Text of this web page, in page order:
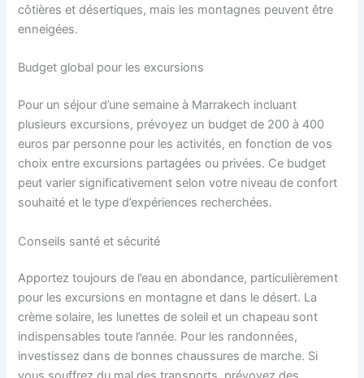
côtières et désertiques, mais les montagnes peuvent être
enneigées.
Budget global pour les excursions
Pour un séjour d’une semaine à Marrakech incluant
plusieurs excursions, prévoyez un budget de 200 à 400
euros par personne pour les activités, en fonction de vos
choix entre excursions partagées ou privées. Ce budget
peut varier significativement selon votre niveau de confort
souhaité et le type d’expériences recherchées.
Conseils santé et sécurité
Apportez toujours de l’eau en abondance, particulièrement
pour les excursions en montagne et dans le désert. La
crème solaire, les lunettes de soleil et un chapeau sont
indispensables toute l’année. Pour les randonnées,
investissez dans de bonnes chaussures de marche. Si